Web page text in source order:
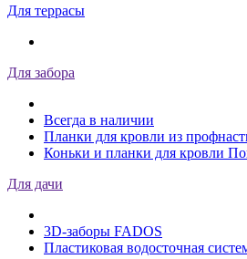
Для террасы
Для забора
Всегда в наличии
Планки для кровли из
Коньки и планки для кровли
Для дачи
3D-заборы FADOS
Пластиковая водосточная